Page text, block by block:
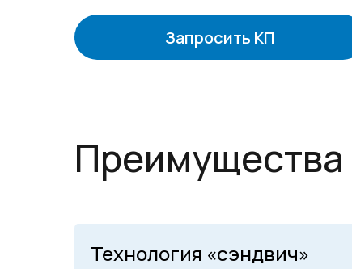
Запросить КП
Преимущества
Технология «сэндвич»